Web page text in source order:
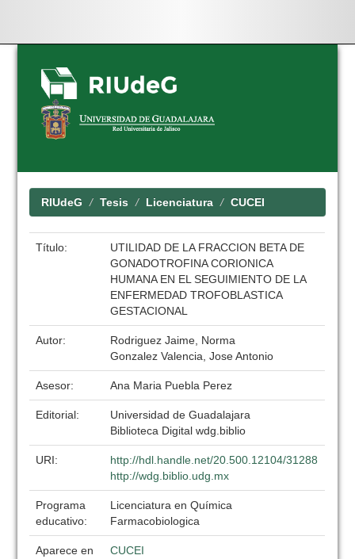
Skip
navigation
RIUdeG Tesis Licenciatura CUCEI
Título:
UTILIDAD DE LA FRACCION BETA DE
GONADOTROFINA CORIONICA
HUMANA EN EL SEGUIMIENTO DE LA
ENFERMEDAD TROFOBLASTICA
GESTACIONAL
Autor:
Rodriguez Jaime, Norma
Gonzalez Valencia, Jose Antonio
Asesor: Ana Maria Puebla Perez
Editorial:
Universidad de Guadalajara
Biblioteca Digital wdg.biblio
URI:
http://hdl.handle.net/20.500.12104/31288
http://wdg.biblio.udg.mx
Programa
educativo:
Licenciatura en Química
Farmacobiologica
Aparece en
CUCEI